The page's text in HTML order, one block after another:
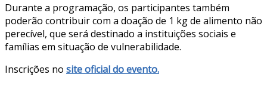
Durante a programação, os participantes também
poderão contribuir com a doação de 1 kg de alimento não
perecível, que será destinado a instituições sociais e
famílias em situação de vulnerabilidade.
Inscrições no site oficial do evento.